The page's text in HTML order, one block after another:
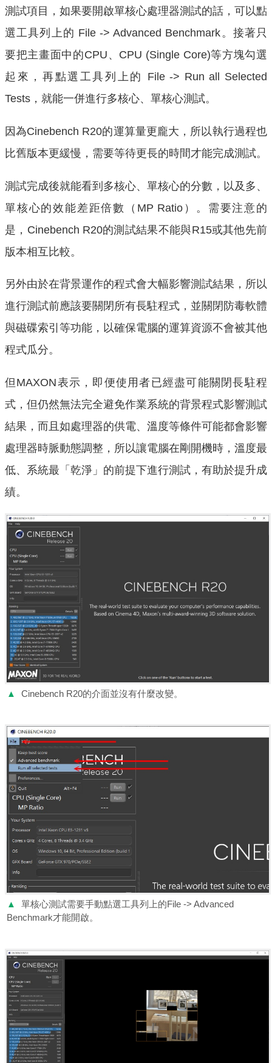
測試項目，如果要開啟單核心處理器測試的話，可以點
選工具列上的 File -> Advanced Benchmark。接著只
要把主畫面中的CPU、CPU (Single Core)等方塊勾選
起來，再點選工具列上的 File -> Run all Selected
Tests，就能一併進行多核心、單核心測試。
因為Cinebench R20的運算量更龐大，所以執行過程也
比舊版本更緩慢，需要等待更長的時間才能完成測試。
測試完成後就能看到多核心、單核心的分數，以及多、
單核心的效能差距倍數（MP Ratio）。需要注意的
是，Cinebench R20的測試結果不能與R15或其他先前
版本相互比較。
另外由於在背景運作的程式會大幅影響測試結果，所以
進行測試前應該要關閉所有長駐程式，並關閉防毒軟體
與磁碟索引等功能，以確保電腦的運算資源不會被其他
程式瓜分。
但MAXON表示，即便使用者已經盡可能關閉長駐程
式，但仍然無法完全避免作業系統的背景程式影響測試
結果，而且如處理器的供電、溫度等條件可能都會影響
處理器時脈動態調整，所以讓電腦在剛開機時，溫度最
低、系統最「乾淨」的前提下進行測試，有助於提升成
績。
▲ Cinebench R20的介面並沒有什麼改變。
▲
單核心測試需要手動點選工具列上的File -> Advanced
Benchmark才能開啟。